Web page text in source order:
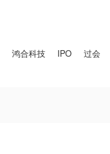
鸿合科技 IPO 过会